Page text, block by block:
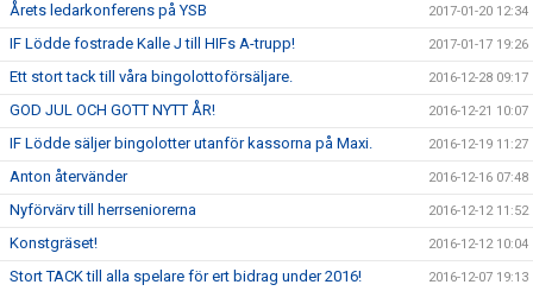
Årets ledarkonferens på YSB 2017-01-20 12:34
IF Lödde fostrade Kalle J till HIFs A-trupp! 2017-01-17 19:26
Ett stort tack till våra bingolottoförsäljare. 2016-12-28 09:17
GOD JUL OCH GOTT NYTT ÅR! 2016-12-21 10:07
IF Lödde säljer bingolotter utanför kassorna på Maxi. 2016-12-19 11:27
Anton återvänder 2016-12-16 07:48
Nyförvärv till herrseniorerna 2016-12-12 11:52
Konstgräset! 2016-12-12 10:04
Stort TACK till alla spelare för ert bidrag under 2016! 2016-12-07 19:13